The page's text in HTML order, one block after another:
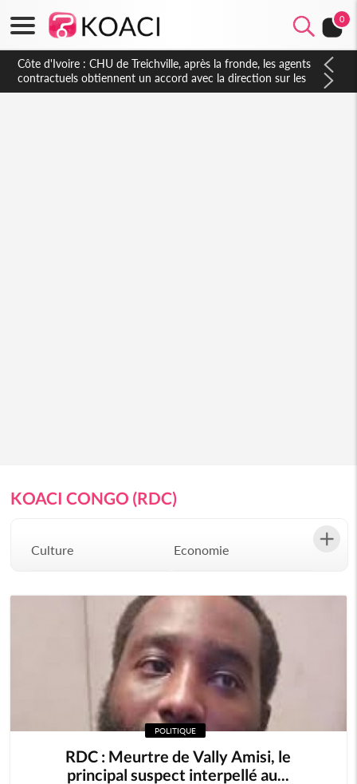
0
Côte d'Ivoire : CHU de Treichville, après la fronde, les agents
contractuels obtiennent un accord avec la direction sur les
arriérés du SMIG 2023
KOACI CONGO (RDC)
Culture Economie
Mode
Santé
Société
POLITIQUE
RDC : Meurtre de Vally Amisi, le
principal suspect interpellé au...